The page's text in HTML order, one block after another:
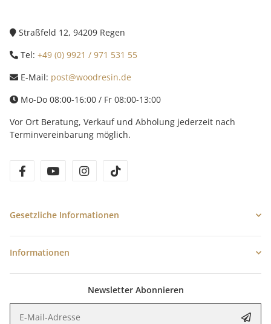
Straßfeld 12, 94209 Regen
Tel: +49 (0) 9921 / 971 531 55
E-Mail: post@woodresin.de
Mo-Do 08:00-16:00 / Fr 08:00-13:00
Vor Ort Beratung, Verkauf und Abholung jederzeit nach
Terminvereinbarung möglich.
facebookyoutube instagram
Gesetzliche Informationen
Informationen
Newsletter Abonnieren